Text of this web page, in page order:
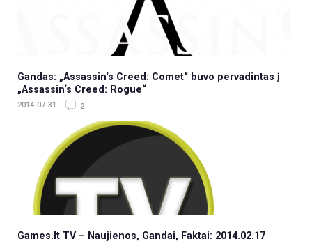
Gandas: „Assassin‘s Creed: Comet“ buvo pervadintas į
„Assassin‘s Creed: Rogue“
2014-07-31 2
Games.lt TV – Naujienos, Gandai, Faktai: 2014.02.17